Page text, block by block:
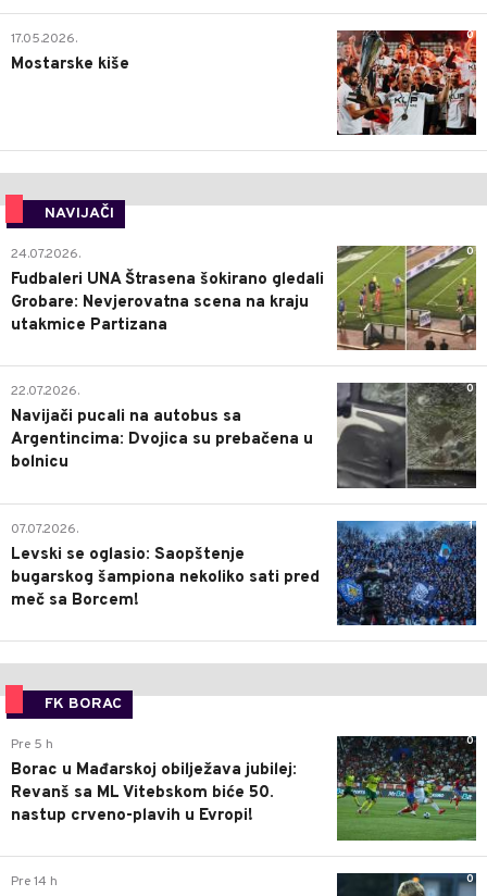
0
17.05.2026.
Mostarske kiše
NAVIJAČI
0
24.07.2026.
Fudbaleri UNA Štrasena šokirano gledali
Grobare: Nevjerovatna scena na kraju
utakmice Partizana
0
22.07.2026.
Navijači pucali na autobus sa
Argentincima: Dvojica su prebačena u
bolnicu
1
07.07.2026.
Levski se oglasio: Saopštenje
bugarskog šampiona nekoliko sati pred
meč sa Borcem!
FK BORAC
0
Pre 5 h
Borac u Mađarskoj obilježava jubilej:
Revanš sa ML Vitebskom biće 50.
nastup crveno-plavih u Evropi!
0
Pre 14 h